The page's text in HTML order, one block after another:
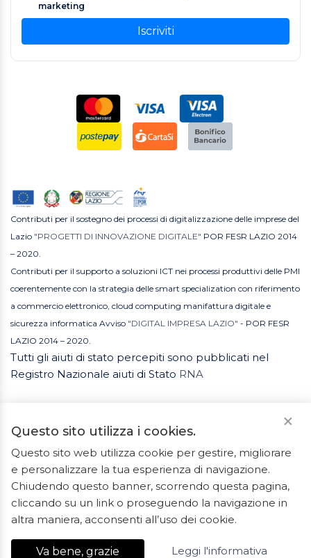
marketing
Iscriviti
Contributi per il sostegno dei processi di digitalizzazione delle imprese del
Lazio "PROGETTI DI INNOVAZIONE DIGITALE" POR FESR LAZIO 2014
– 2020.
Contributi per il supporto a soluzioni ICT nei processi produttivi delle PMI
coerentemente con la strategia delle smart specialization con riferimento
a commercio elettronico, cloud computing manifattura digitale e
sicurezza informatica Avviso "DIGITAL IMPRESA LAZIO" - POR FESR
LAZIO 2014 – 2020.
Tutti gli aiuti di stato percepiti sono pubblicati nel
Registro Nazionale aiuti di Stato RNA
2023 © Tutti i diritti riservati. ArredoBagno.shop è un
marchio registrato.
Ceramiche Marrocco - Via Ponte Gagliardo 34 - 04022
Questo sito utilizza i cookies.
Questo sito web utilizza cookie per gestire, migliorare
e personalizzare la tua esperienza di navigazione.
Chiudendo questo banner, scorrendo questa pagina,
cliccando su un link o proseguendo la navigazione in
altra maniera, acconsenti all’uso dei cookie.
Va bene, grazie Leggi l'informativa